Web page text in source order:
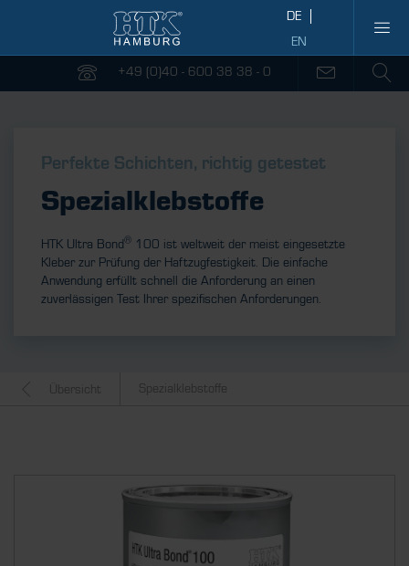
+49 (0)40 - 600 38 38 - 0
Perfekte Schichten, richtig getestet
Spezialklebstoffe
HTK Ultra Bond® 100 ist weltweit der meist eingesetzte
Kleber zur Prüfung der Haftzugfestigkeit. Die einfache
Anwendung erfüllt schnell die Anforderung an einen
zuverlässigen Test Ihrer spezifischen Anforderungen.
Übersicht Spezialklebstoffe